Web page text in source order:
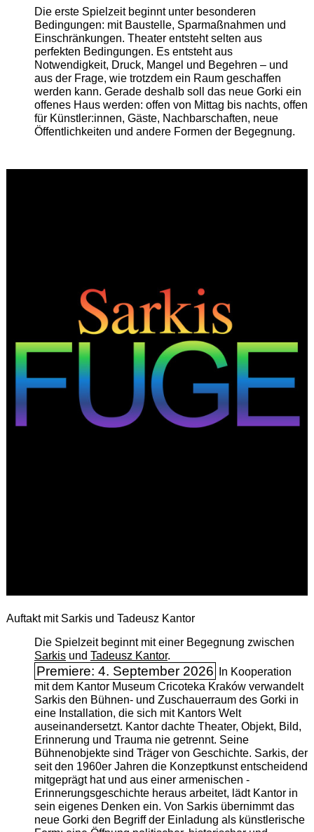
Die erste Spielzeit beginnt unter besonderen
Bedingungen: mit Baustelle, Sparmaßnahmen und
Einschränkungen. Theater entsteht selten aus
perfekten Bedingungen. Es entsteht aus
Notwendigkeit, Druck, Mangel und Begehren – und
aus der Frage, wie trotzdem ein Raum geschaffen
werden kann. Gerade deshalb soll das neue Gorki ein
offenes Haus werden: offen von Mittag bis nachts, offen
für Künstler:innen, Gäste, Nachbarschaften, neue
Öffentlichkeiten und andere Formen der Begegnung.
Auftakt mit Sarkis und Tadeusz Kantor
Die Spielzeit beginnt mit einer Begegnung zwischen
Sarkisund Tadeusz Kantor.
Premiere: 4. September 2026
In Kooperation
mit dem Kantor Museum Cricoteka Kraków verwandelt
Sarkis den Bühnen- und Zuschauerraum des Gorki in
eine Installation, die sich mit Kantors Welt
auseinandersetzt. Kantor dachte Theater, Objekt, Bild,
Erinnerung und Trauma nie getrennt. Seine
Bühnenobjekte sind Träger von Geschichte. Sarkis, der
seit den 1960er Jahren die Konzeptkunst entscheidend
mitgeprägt hat und aus einer armenischen ­
Erinnerungsgeschichte heraus arbeitet, lädt Kantor in
sein eigenes Denken ein. Von Sarkis übernimmt das
neue Gorki den Begriff der Einladung als künstlerische